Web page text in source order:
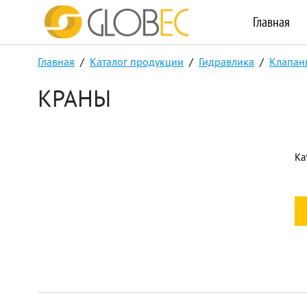
Главная
Главная / Каталог продукции / Гидравлика /
КРАНЫ